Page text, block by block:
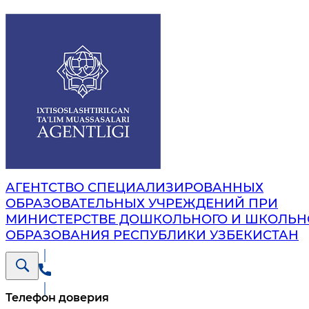
АГЕНТСТВО СПЕЦИАЛИЗИРОВАННЫХ
ОБРАЗОВАТЕЛЬНЫХ УЧРЕЖДЕНИЙ ПРИ
МИНИСТЕРСТВЕ ДОШКОЛЬНОГО И
ОБРАЗОВАНИЯ РЕСПУБЛИКИ УЗБЕКИСТАН
Телефон доверия